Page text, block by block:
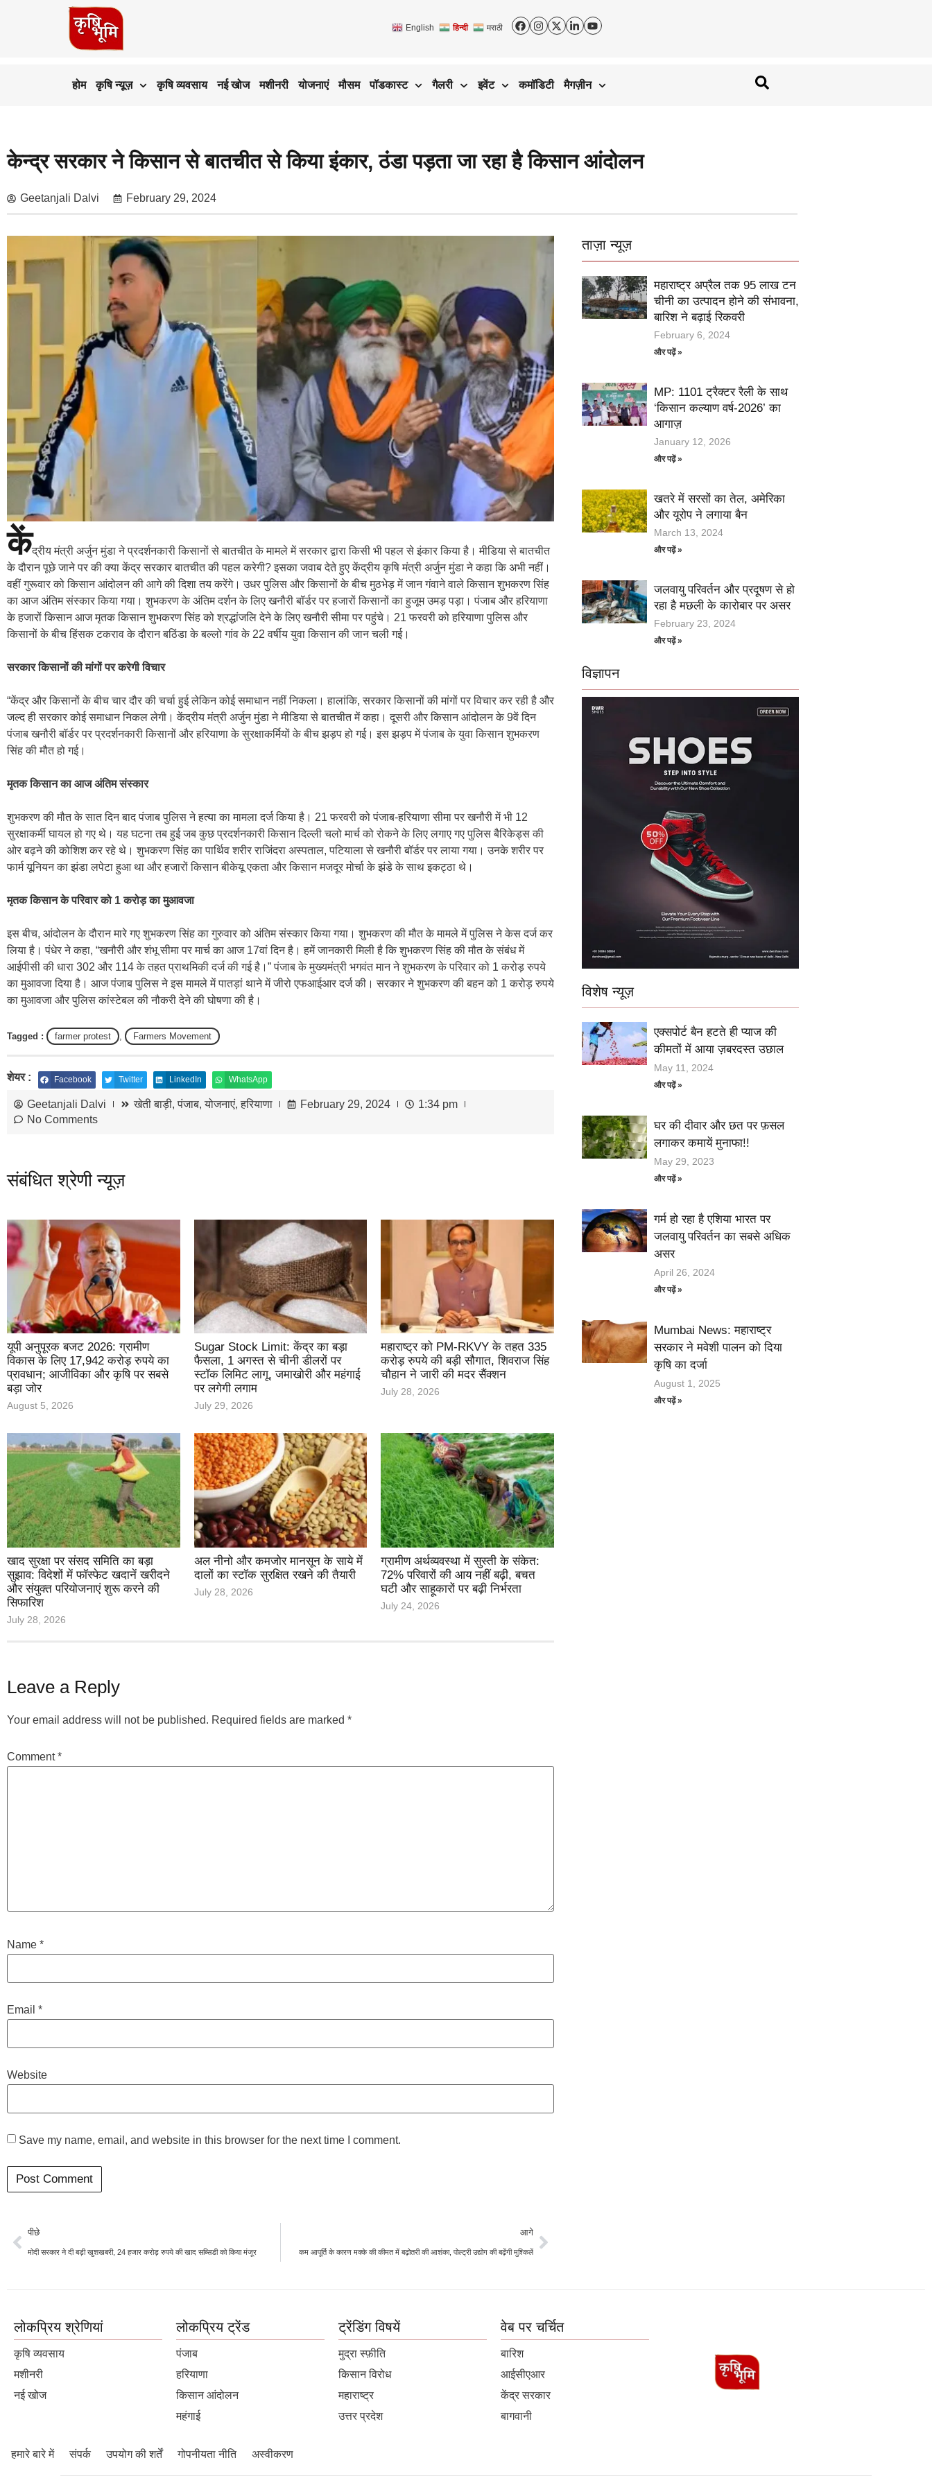
English हिन्दी मराठी
होम कृषि न्यूज़ कृषि व्यवसाय नई खोज मशीनरी योजनाएं मौसम पॉडकास्ट गैलरी इवेंट कमॉडिटी मैगज़ीन
केन्द्र सरकार ने किसान से बातचीत से किया इंकार, ठंडा पड़ता जा रहा है किसान आंदोलन
Geetanjali Dalvi February 29, 2024
केंद्रीय मंत्री अर्जुन मुंडा ने प्रदर्शनकारी किसानों से बातचीत के मामले में सरकार द्वारा किसी भी पहल से इंकार किया है। मीडिया से बातचीत
के दौरान पूछे जाने पर की क्या केंद्र सरकार बातचीत की पहल करेगी? इसका जवाब देते हुए केंद्रीय कृषि मंत्री अर्जुन मुंडा ने कहा कि अभी नहीं।
वहीं गुरूवार को किसान आंदोलन की आगे की दिशा तय करेंगे। उधर पुलिस और किसानों के बीच मुठभेड़ में जान गंवाने वाले किसान शुभकरण सिंह
का आज अंतिम संस्कार किया गया। शुभकरण के अंतिम दर्शन के लिए खनौरी बॉर्डर पर हजारों किसानों का हुजूम उमड़ पड़ा। पंजाब और हरियाणा
के हजारों किसान आज मृतक किसान शुभकरण सिंह को श्रद्धांजलि देने के लिए खनौरी सीमा पर पहुंचे। 21 फरवरी को हरियाणा पुलिस और
किसानों के बीच हिंसक टकराव के दौरान बठिंडा के बल्लो गांव के 22 वर्षीय युवा किसान की जान चली गई।
सरकार किसानों की मांगों पर करेगी विचार
“केंद्र और किसानों के बीच चार दौर की चर्चा हुई लेकिन कोई समाधान नहीं निकला। हालांकि, सरकार किसानों की मांगों पर विचार कर रही है और
जल्द ही सरकार कोई समाधान निकल लेगी। केंद्रीय मंत्री अर्जुन मुंडा ने मीडिया से बातचीत में कहा। दूसरी और किसान आंदोलन के 9वें दिन
पंजाब खनौरी बॉर्डर पर प्रदर्शनकारी किसानों और हरियाणा के सुरक्षाकर्मियों के बीच झड़प हो गई। इस झड़प में पंजाब के युवा किसान शुभकरण
सिंह की मौत हो गई।
मृतक किसान का आज अंतिम संस्कार
शुभकरण की मौत के सात दिन बाद पंजाब पुलिस ने हत्या का मामला दर्ज किया है। 21 फरवरी को पंजाब-हरियाणा सीमा पर खनौरी में भी 12
सुरक्षाकर्मी घायल हो गए थे। यह घटना तब हुई जब कुछ प्रदर्शनकारी किसान दिल्ली चलो मार्च को रोकने के लिए लगाए गए पुलिस बैरिकेड्स की
ओर बढ़ने की कोशिश कर रहे थे। शुभकरण सिंह का पार्थिव शरीर राजिंदरा अस्पताल, पटियाला से खनौरी बॉर्डर पर लाया गया। उनके शरीर पर
फार्म यूनियन का झंडा लपेटा हुआ था और हजारों किसान बीकेयू एकता और किसान मजदूर मोर्चा के झंडे के साथ इकट्ठा थे।
मृतक किसान के परिवार को 1 करोड़ का मुआवजा
इस बीच, आंदोलन के दौरान मारे गए शुभकरण सिंह का गुरुवार को अंतिम संस्कार किया गया। शुभकरण की मौत के मामले में पुलिस ने केस दर्ज कर
लिया है। पंधेर ने कहा, “खनौरी और शंभू सीमा पर मार्च का आज 17वां दिन है। हमें जानकारी मिली है कि शुभकरण सिंह की मौत के संबंध में
आईपीसी की धारा 302 और 114 के तहत प्राथमिकी दर्ज की गई है।” पंजाब के मुख्यमंत्री भगवंत मान ने शुभकरण के परिवार को 1 करोड़ रुपये
का मुआवजा दिया है। आज पंजाब पुलिस ने इस मामले में पातड़ां थाने में जीरो एफआईआर दर्ज की। सरकार ने शुभकरण की बहन को 1 करोड़ रुपये
का मुआवजा और पुलिस कांस्टेबल की नौकरी देने की घोषणा की है।
Tagged : farmer protest Farmers Movement
शेयर : Facebook Twitter LinkedIn WhatsApp
Geetanjali Dalvi खेती बाड़ी,पंजाब,योजनाएं,हरियाणा February 29, 2024
1:34 pm
No Comments
संबंधित श्रेणी न्यूज़
यूपी अनुपूरक बजट 2026: ग्रामीण
विकास के लिए 17,942 करोड़ रुपये का
प्रावधान; आजीविका और कृषि पर सबसे
बड़ा जोर
August 5, 2026
Sugar Stock Limit: केंद्र का बड़ा
फैसला, 1 अगस्त से चीनी डीलरों पर
स्टॉक लिमिट लागू, जमाखोरी और महंगाई
पर लगेगी लगाम
July 29, 2026
महाराष्ट्र को PM-RKVY के तहत 335
करोड़ रुपये की बड़ी सौगात, शिवराज सिंह
चौहान ने जारी की मदर सैंक्शन
July 28, 2026
खाद सुरक्षा पर संसद समिति का बड़ा
सुझाव: विदेशों में फॉस्फेट खदानें खरीदने
और संयुक्त परियोजनाएं शुरू करने की
सिफारिश
July 28, 2026
अल नीनो और कमजोर मानसून के साये में
दालों का स्टॉक सुरक्षित रखने की तैयारी
July 28, 2026
ग्रामीण अर्थव्यवस्था में सुस्ती के संकेत:
72% परिवारों की आय नहीं बढ़ी, बचत
घटी और साहूकारों पर बढ़ी निर्भरता
July 24, 2026
Leave a Reply
Your email address will not be published. Required fields are marked *
Comment*
Name *
Email *
Website
Save my name, email, and website in this browser for the next time I comment.
पीछे
मोदी सरकार ने दी बड़ी खुशखबरी, 24 हजार करोड़ रुपये की खाद सब्सिडी को किया मंजूर
आगे
कम आपूर्ति के कारण मक्के की कीमत में बढ़ोतरी की आशंका, पोल्ट्री उद्योग की बढ़ेंगी मुश्किलें
ताज़ा न्यूज़
महाराष्ट्र अप्रैल तक 95 लाख टन
चीनी का उत्पादन होने की संभावना,
बारिश ने बढ़ाई रिकवरी
February 6, 2024
और पढ़ें »
MP: 1101 ट्रैक्टर रैली के साथ
‘किसान कल्याण वर्ष-2026’ का
आगाज़
January 12, 2026
और पढ़ें »
खतरे में सरसों का तेल, अमेरिका
और यूरोप ने लगाया बैन
March 13, 2024
और पढ़ें »
जलवायु परिवर्तन और प्रदूषण से हो
रहा है मछली के कारोबार पर असर
February 23, 2024
और पढ़ें »
विज्ञापन
विशेष न्यूज़
एक्सपोर्ट बैन हटते ही प्याज की
कीमतों में आया ज़बरदस्त उछाल
May 11, 2024
और पढ़ें »
घर की दीवार और छत पर फ़सल
लगाकर कमायें मुनाफा!!
May 29, 2023
और पढ़ें »
गर्म हो रहा है एशिया भारत पर
जलवायु परिवर्तन का सबसे अधिक
असर
April 26, 2024
और पढ़ें »
Mumbai News: महाराष्ट्र
सरकार ने मवेशी पालन को दिया
कृषि का दर्जा
August 1, 2025
और पढ़ें »
लोकप्रिय श्रेणियां
कृषि व्यवसाय
मशीनरी
नई खोज
लोकप्रिय ट्रेंड
पंजाब
हरियाणा
किसान आंदोलन
महंगाई
ट्रेंडिंग विषयें
मुद्रा स्फ़ीति
किसान विरोध
महाराष्ट्र
उत्तर प्रदेश
वेब पर चर्चित
बारिश
आईसीएआर
केंद्र सरकार
बागवानी
हमारे बारे में संपर्क उपयोग की शर्तें गोपनीयता नीति अस्वीकरण